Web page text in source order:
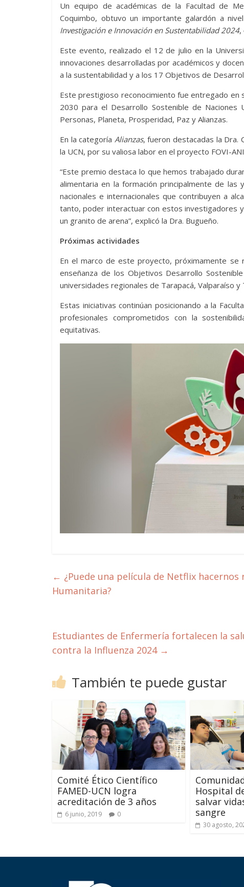
Un equipo de académicas de la Facultad de
Coquimbo, obtuvo un importante galardón a
Investigación e Innovación en Sustentabilidad 2024,
Este evento, realizado el 12 de julio en la
innovaciones desarrolladas por académicos y
a la sustentabilidad y a los 17 Objetivos de
Este prestigioso reconocimiento fue entregado en
2030 para el Desarrollo Sostenible de Naciones
Personas, Planeta, Prosperidad, Paz y Alianzas.
En la categoría Alianzas, fueron destacadas la Dra.
la UCN, por su valiosa labor en el proyecto FOVI-
“Este premio destaca lo que hemos trabajado
alimentaria en la formación principalmente de
nacionales e internacionales que contribuyen a
tanto, poder interactuar con estos investigadores
un granito de arena”, explicó la Dra. Bugueño.
Próximas actividades
En el marco de este proyecto, próximamente se
enseñanza de los Objetivos Desarrollo
universidades regionales de Tarapacá, Valparaíso y
Estas iniciativas continúan posicionando a la
profesionales comprometidos con la
equitativas.
← ¿Puede una película de Netflix
Humanitaria?
Estudiantes de Enfermería fortalecen la
contra la Influenza 2024 →
También te puede gustar
Comité Ético Científico
FAMED-UCN logra
acreditación de 3 años
6 junio, 2019 0
Hospital
salvar
sangre
30 agosto,